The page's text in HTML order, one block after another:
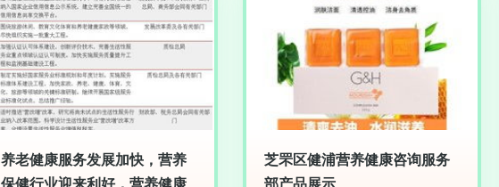
养老健康服务发展加快，营养
保健行业迎来利好，营养健康
芝罘区健浦营养健康咨询服务
部产品展示